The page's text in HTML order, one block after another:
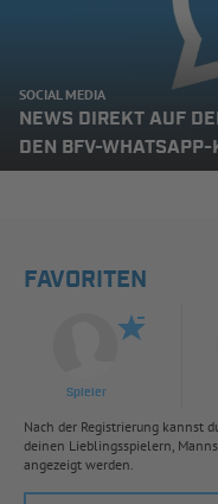
SOCIAL MEDIA
NEWS DIREKT AUF
DEN BFV-
FAVORITEN
Spieler
Nach der Registrierung kannst
deinen Lieblingsspielern,
angezeigt werden.